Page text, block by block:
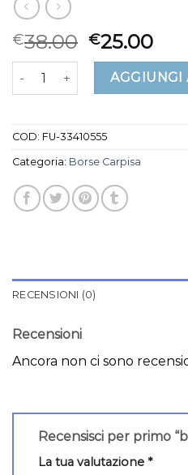
€38.00 €25.00
borse carpisa quantitàAGGIUNGI
COD: FU-33410555
Categoria: Borse Carpisa
RECENSIONI (0)
Recensioni
Ancora non ci sono
Recensisci per primo
La tua valutazione *